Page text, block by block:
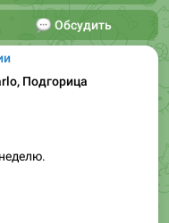
Обсудить
Подгорица